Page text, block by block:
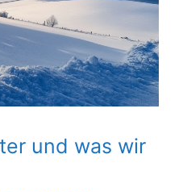
und was wir